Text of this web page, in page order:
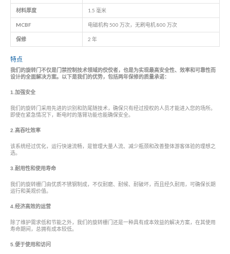
材料厚度 1.5 毫米
MCBF 电磁机构 500 万次，无刷电机 800 万次
保修 2 年
特点
我们的旋转门不仅是门禁控制技术领域的佼佼者，也是为实现最高安全性、效率和可靠性而
设计的全面解决方案。以下是我们的优势，包括两年保修的质量承诺：
1.加强安全
我们的旋转门采用先进的识别和防尾随技术，确保只有经过授权的人员才能进入您的场所。
即使在紧急情况下，断电时的落臂功能也能确保安全。
2.高吞吐效率
该系统经过优化，运行快速流畅，是管理大量人流、减少瓶颈和改善整体游客体验的理想之
选。
3.耐用性和使用寿命
我们的旋转栅门由优质不锈钢制成，不仅耐磨、耐候、耐破坏，而且经久耐用，可确保长期
运行和美观价值。
4.经济高效的运营
除了维护需求低和节能之外，我们的旋转栅门还是一种具有成本效益的解决方案，在其使用
寿命期间，总拥有成本较低。
5.便于使用和访问